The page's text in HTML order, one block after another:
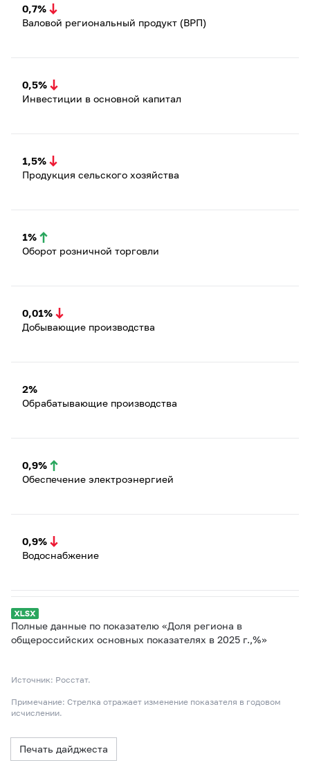
0,7%
Валовой региональный продукт (ВРП)
0,5%
Инвестиции в основной капитал
1,5%
Продукция сельского хозяйства
1%
Оборот розничной торговли
0,01%
Добывающие производства
2%
Обрабатывающие производства
0,9%
Обеспечение электроэнергией
0,9%
Водоснабжение
Полные данные по показателю «Доля региона в
общероссийских основных показателях в 2025 г.,%»
Источник: Росстат.
Примечание: Стрелка отражает изменение показателя в годовом
исчислении.
Печать дайджеста